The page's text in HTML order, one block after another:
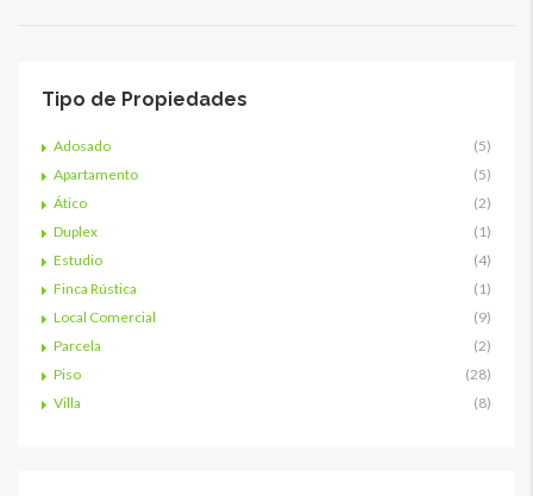
Tipo de Propiedades
Adosado
(5)
Apartamento
(5)
Ático
(2)
Duplex
(1)
Estudio
(4)
Finca Rústica
(1)
Local Comercial
(9)
Parcela
(2)
Piso
(28)
Villa
(8)